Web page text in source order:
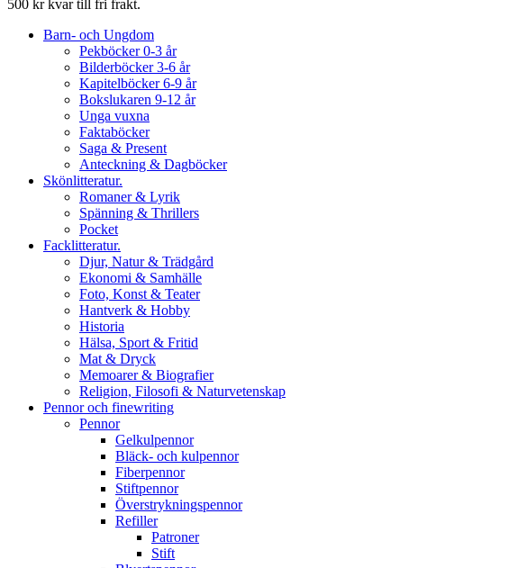
500 kr kvar till fri frakt.
Barn- och Ungdom
Pekböcker 0-3 år
Bilderböcker 3-6 år
Kapitelböcker 6-9 år
Bokslukaren 9-12 år
Unga vuxna
Faktaböcker
Saga & Present
Anteckning & Dagböcker
Skönlitteratur.
Romaner & Lyrik
Spänning & Thrillers
Pocket
Facklitteratur.
Djur, Natur & Trädgård
Ekonomi & Samhälle
Foto, Konst & Teater
Hantverk & Hobby
Historia
Hälsa, Sport & Fritid
Mat & Dryck
Memoarer & Biografier
Religion, Filosofi & Naturvetenskap
Pennor och finewriting
Pennor
Gelkulpennor
Bläck- och kulpennor
Fiberpennor
Stiftpennor
Överstrykningspennor
Refiller
Patroner
Stift